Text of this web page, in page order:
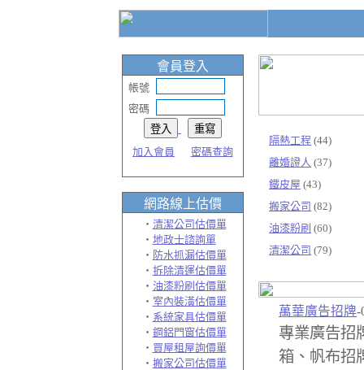
會員登入
帳號
密碼
加入會員 密碼查詢
網路線上估價
‧ 清潔公司估價單
‧ 地政士諮詢單
‧ 防水抓漏估價單
‧ 拆除清運估價單
‧ 油漆粉刷估價單
‧ 室內裝潢估價單
‧ 系統家具估價單
‧ 鋼鋁門窗估價單
‧ 買屋租屋詢價單
‧ 搬家公司估價單
隔熱工程 (44)
離婚證人 (37)
鐵皮屋 (43)
搬家公司 (82)
油漆粉刷 (60)
清潔公司 (79)
萬華廣告招牌-
專業廣告招
箱、帆布招